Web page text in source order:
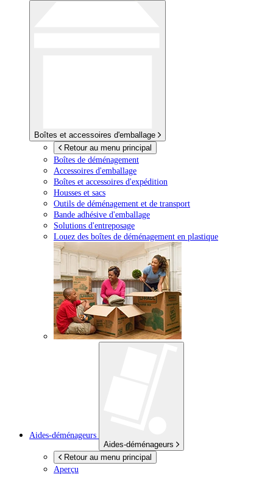
Boîtes et accessoires d'emballage
Retour au menu principal
Boîtes de déménagement
Accessoires d'emballage
Boîtes et accessoires d'expédition
Housses et sacs
Outils de déménagement et de transport
Bande adhésive d'emballage
Solutions d'entreposage
Louez des boîtes de déménagement en plastique
Aides-déménageurs
Aides-déménageurs
Retour au menu principal
Aperçu